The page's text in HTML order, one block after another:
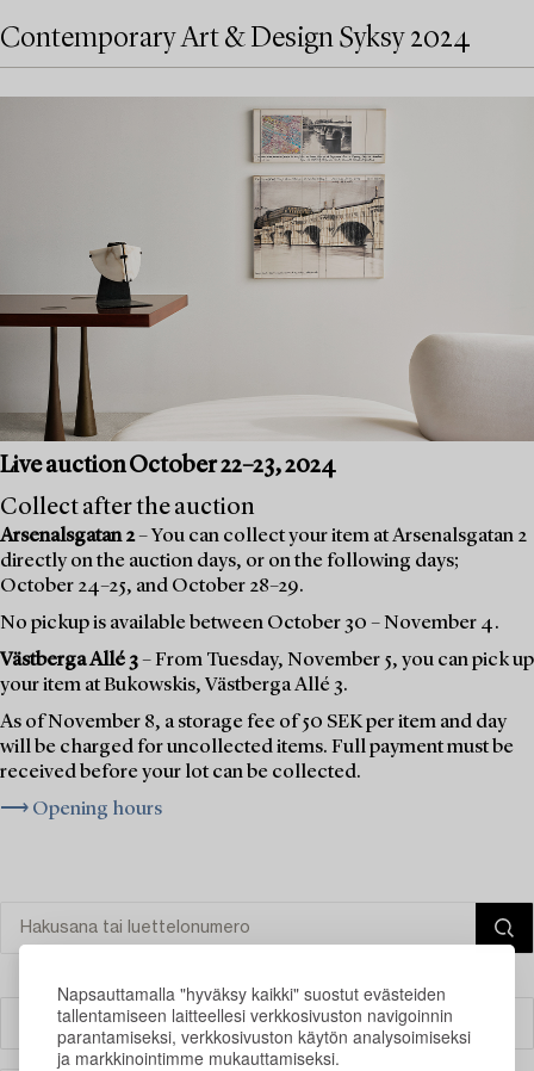
Napsauttamalla "hyväksy kaikki" suostut evästeiden
tallentamiseen laitteellesi verkkosivuston navigoinnin
parantamiseksi, verkkosivuston käytön analysoimiseksi
ja markkinointimme mukauttamiseksi.
Contemporary Art & Design Syksy 2024
Live auction October 22–23, 2024
Collect after the auction
Arsenalsgatan 2– You can collect your item at Arsenalsgatan 2
directly on the auction days, or on the following days;
October 24–25, and October 28–29.
No pickup is available between October 30 – November 4.
Västberga Allé 3– From Tuesday, November 5, you can pick up
your item at Bukowskis, Västberga Allé 3.
As of November 8, a storage fee of 50 SEK per item and day
will be charged for uncollected items. Full payment must be
received before your lot can be collected.
⟶ Opening hours
Suodatin